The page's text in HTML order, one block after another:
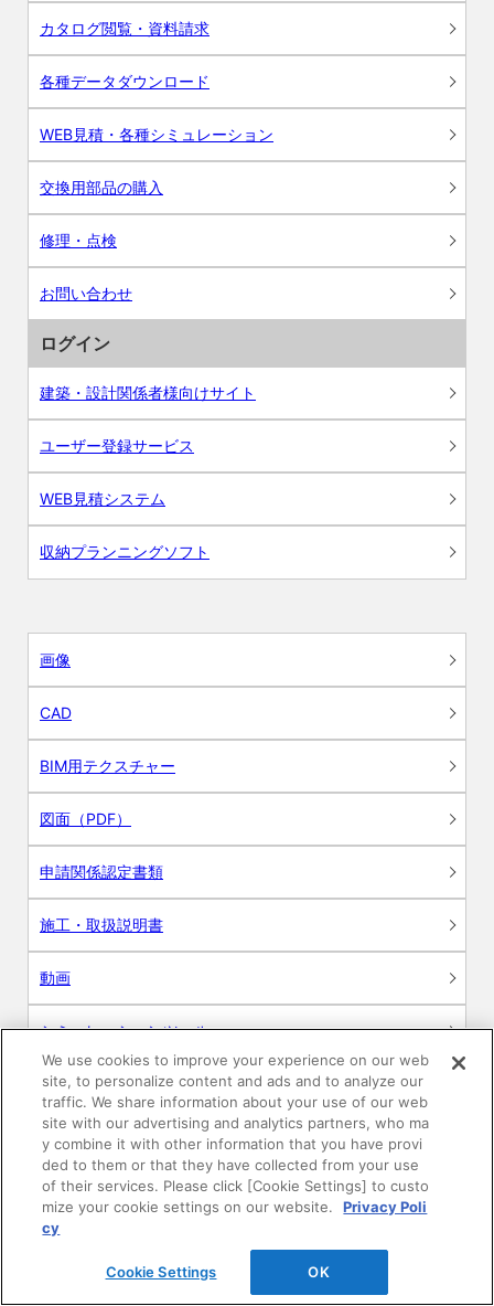
カタログ閲覧・資料請求
各種データダウンロード
WEB見積・各種シミュレーション
交換用部品の購入
修理・点検
お問い合わせ
ログイン
建築・設計関係者様向けサイト
ユーザー登録サービス
WEB見積システム
収納プランニングソフト
画像
CAD
BIM用テクスチャー
図面（PDF）
申請関係認定書類
施工・取扱説明書
動画
シミュレーションツール
24時間換気システム〈エアスマート〉
簡易設計見積ソフト
R&Dセンター環境測定・分析サービス
商品マスター申し込み
We use cookies to improve your experience on our web
site, to personalize content and ads and to analyze our
traffic. We share information about your use of our web
site with our advertising and analytics partners, who ma
y combine it with other information that you have provi
ded to them or that they have collected from your use
of their services. Please click [Cookie Settings] to custo
mize your cookie settings on our website.
Privacy Poli
cy
Cookie Settings OK